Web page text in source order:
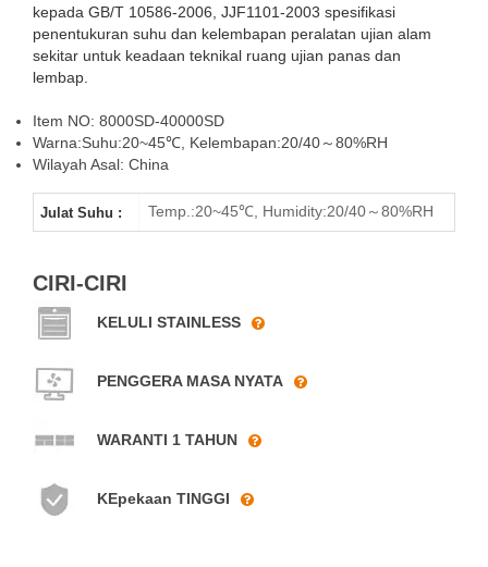
Berjalan Dalam
Farmaseutikal
8000L-40000L
XCH Biomedical
Berjalan Dalam
Ruang Kestabilan
Reka Bentuk
kepada GB/T 10586-2006, JJF1101-2003 spesifikasi
penentukuran suhu dan kelembapan peralatan ujian alam
sekitar untuk keadaan teknikal ruang ujian panas dan
lembap.
Item NO: 8000SD-40000SD
Warna:Suhu:20~45℃, Kelembapan:20/40～80%RH
Wilayah Asal: China
Julat Suhu : Temp.:20~45℃, Humidity:20/40～80%RH
CIRI-CIRI
KELULI STAINLESS
PENGGERA MASA NYATA
WARANTI 1 TAHUN
KEpekaan TINGGI